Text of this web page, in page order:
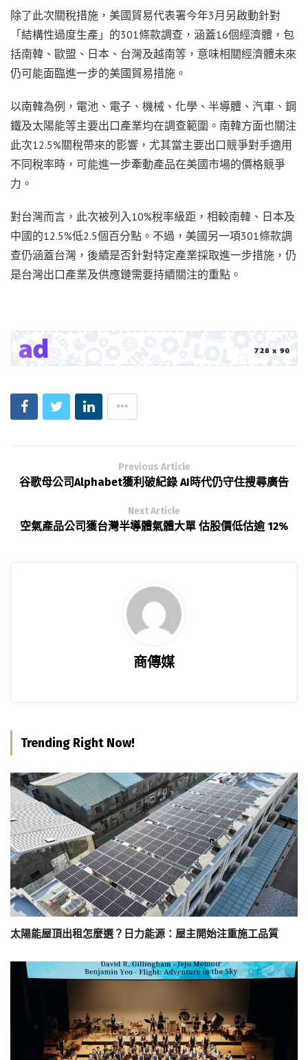
除了此次關稅措施，美國貿易代表署今年3月另啟動針對
「結構性過度生產」的301條款調查，涵蓋16個經濟體，包
括南韓、歐盟、日本、台灣及越南等，意味相關經濟體未來
仍可能面臨進一步的美國貿易措施。
以南韓為例，電池、電子、機械、化學、半導體、汽車、鋼
鐵及太陽能等主要出口產業均在調查範圍。南韓方面也關注
此次12.5%關稅帶來的影響，尤其當主要出口競爭對手適用
不同稅率時，可能進一步牽動產品在美國市場的價格競爭
力。
對台灣而言，此次被列入10%稅率級距，相較南韓、日本及
中國的12.5%低2.5個百分點。不過，美國另一項301條款調
查仍涵蓋台灣，後續是否針對特定產業採取進一步措施，仍
是台灣出口產業及供應鏈需要持續關注的重點。
Previous Article
谷歌母公司Alphabet獲利破紀錄 AI時代仍守住搜尋廣告
Next Article
空氣產品公司獲台灣半導體氣體大單 估股價低估逾 12%
商傳媒
Trending Right Now!
太陽能屋頂出租怎麼選？日力能源：屋主開始注重施工品質